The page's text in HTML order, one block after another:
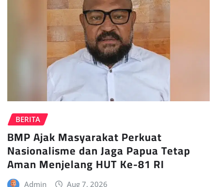
BERITA
BMP Ajak Masyarakat Perkuat
Nasionalisme dan Jaga Papua Tetap
Aman Menjelang HUT Ke-81 RI
Admin Aug 7, 2026